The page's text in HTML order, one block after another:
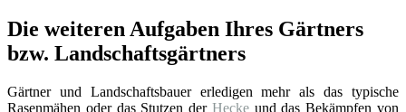
Die weiteren Aufgaben Ihres Gärtners
bzw. Landschaftsgärtners
Gärtner und Landschaftsbauer erledigen mehr als das typische
Rasenmähen oder das Stutzen der Heckeund das Bekämpfen von